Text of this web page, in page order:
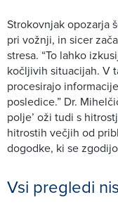
Strokovnjak opozarja
pri vožnji, in sicer
stresa. “To lahko
kočljivih situacijah. V
procesirajo
posledice.” Dr.
polje’ oži tudi s
hitrostih večjih od
dogodke, ki se
Vsi pregledi